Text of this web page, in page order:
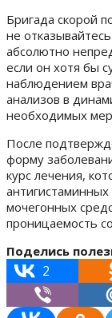
Бригада скорой
не
абсолютно
если он хотя бы
наблюдением
анализов в
необходимых мер
После
форму
курс лечения,
мочегонных
проницаемость
Поделись
2